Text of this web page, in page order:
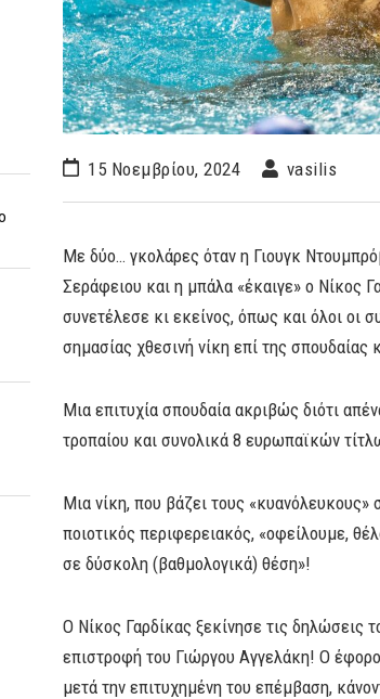
15 Νοεμβρίου, 2024 vasilis
Με δύο… γκολάρες όταν η Γιουγκ
Σεράφειου και η μπάλα «έκαιγε» ο Νίκος
συνετέλεσε κι εκείνος, όπως και όλοι οι
σημασίας χθεσινή νίκη επί της σπουδαίας
Μια επιτυχία σπουδαία ακριβώς διότι
τροπαίου και συνολικά 8 ευρωπαϊκών
Μια νίκη, που βάζει τους «κυανόλευκους»
ποιοτικός περιφερειακός, «οφείλουμε,
σε δύσκολη (βαθμολογικά) θέση»!
Ο Νίκος Γαρδίκας ξεκίνησε τις
επιστροφή του Γιώργου Αγγελάκη! Ο
μετά την επιτυχημένη του επέμβαση,